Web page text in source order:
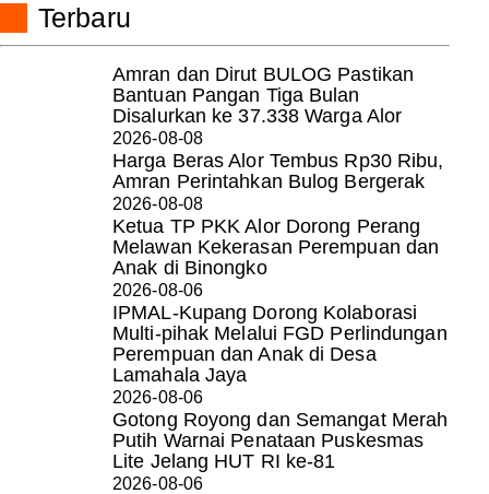
Terbaru
Amran dan Dirut BULOG Pastikan
Bantuan Pangan Tiga Bulan
Disalurkan ke 37.338 Warga Alor
2026-08-08
Harga Beras Alor Tembus Rp30 Ribu,
Amran Perintahkan Bulog Bergerak
2026-08-08
Ketua TP PKK Alor Dorong Perang
Melawan Kekerasan Perempuan dan
Anak di Binongko
2026-08-06
IPMAL-Kupang Dorong Kolaborasi
Multi-pihak Melalui FGD Perlindungan
Perempuan dan Anak di Desa
Lamahala Jaya
2026-08-06
Gotong Royong dan Semangat Merah
Putih Warnai Penataan Puskesmas
Lite Jelang HUT RI ke-81
2026-08-06